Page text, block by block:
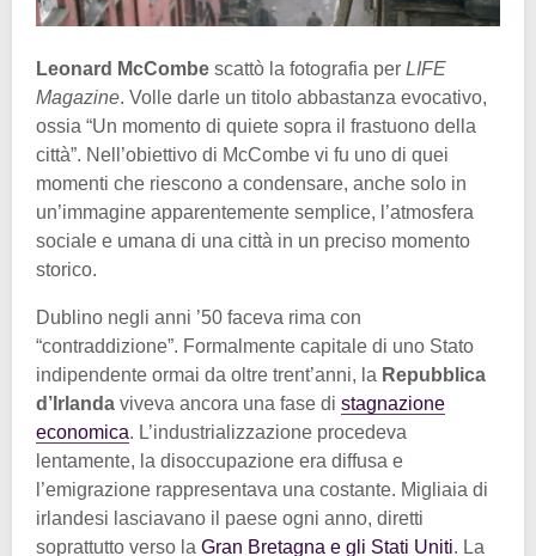
Leonard McCombe scattò la fotografia per LIFE
Magazine. Volle darle un titolo abbastanza evocativo,
ossia “Un momento di quiete sopra il frastuono della
città”. Nell’obiettivo di McCombe vi fu uno di quei
momenti che riescono a condensare, anche solo in
un’immagine apparentemente semplice, l’atmosfera
sociale e umana di una città in un preciso momento
storico.
Dublino negli anni ’50 faceva rima con
“contraddizione”. Formalmente capitale di uno Stato
indipendente ormai da oltre trent’anni, la Repubblica
d’Irlanda viveva ancora una fase di stagnazione
economica. L’industrializzazione procedeva
lentamente, la disoccupazione era diffusa e
l’emigrazione rappresentava una costante. Migliaia di
irlandesi lasciavano il paese ogni anno, diretti
soprattutto verso la Gran Bretagna e gli Stati Uniti. La